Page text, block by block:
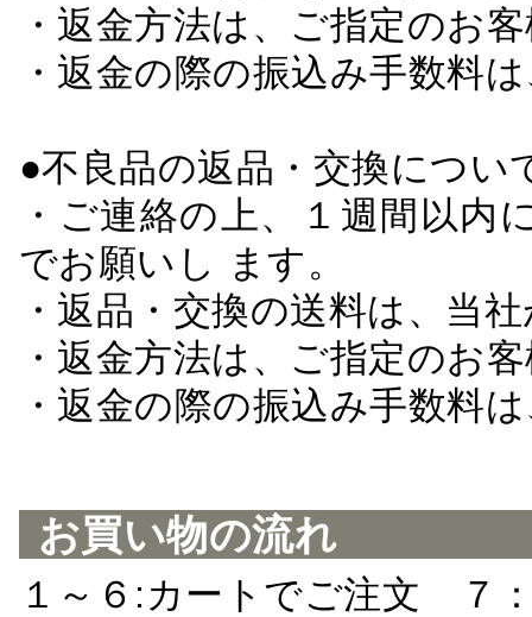
・返金方法は、ご指定のお
・返金の際の振込み手数料
●不良品の返品・交換につい
・ご連絡の上、１週間以
でお願いし ます。
・返品・交換の送料は、当
・返金方法は、ご指定のお
・返金の際の振込み手数料
お買い物の流れ
１～６:カートでご注文 ７